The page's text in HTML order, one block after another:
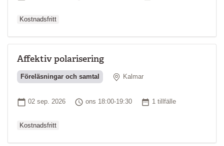
Kostnadsfritt
Affektiv polarisering
Föreläsningar och samtal Plats
Kalmar
Startdatum
02 sep. 2026 Tid
ons 18:00-19:30 Antal tillfällen
1 tillfälle
Kostnadsfritt